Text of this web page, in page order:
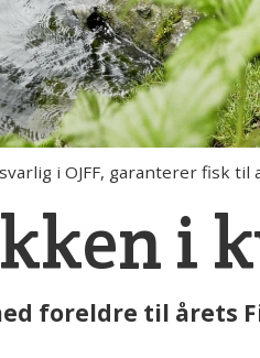
i OJFF, garanterer fisk
i
foreldre til årets